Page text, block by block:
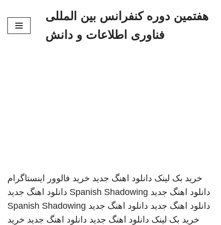
هفتمین دوره کنفرانس بین المللی
فناوری اطلاعات و دانش
خرید بک لینک دانلود اهنگ جدید خرید فالوور اینستاگرام
دانلود اهنگ جدید Spanish Shadowing دانلود اهنگ جدید
دانلود اهنگ جدید دانلود اهنگ جدید Spanish Shadowing
خرید بک لینک دانلود اهنگ جدید دانلود اهنگ جدید خرید